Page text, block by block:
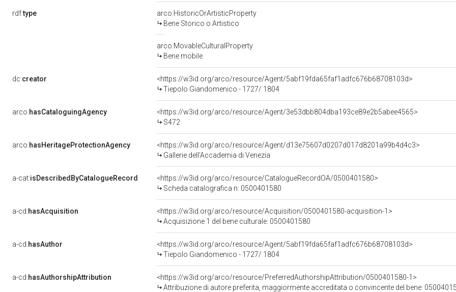
rdf:type
arco:HistoricOrArtisticProperty
Bene Storico o Artistico
arco:MovableCulturalProperty
Bene mobile
dc:creator
<https://w3id.org/arco/resource/Agent/5abf19fda65faf1adfc676b68708103d>
Tiepolo Giandomenico - 1727/ 1804
arco:hasCataloguingAgency
<https://w3id.org/arco/resource/Agent/3e53dbb804dba193ce89e2b5abee4565>
S472
arco:hasHeritageProtectionAgency
<https://w3id.org/arco/resource/Agent/d13e75607d0207d017d8201a99b4d4c3>
Gallerie dell'Accademia di Venezia
a-cat:isDescribedByCatalogueRecord
<https://w3id.org/arco/resource/CatalogueRecordOA/0500401580>
Scheda catalografica n: 0500401580
a-cd:hasAcquisition
<https://w3id.org/arco/resource/Acquisition/0500401580-acquisition-1>
Acquisizione 1 del bene culturale: 0500401580
a-cd:hasAuthor
<https://w3id.org/arco/resource/Agent/5abf19fda65faf1adfc676b68708103d>
Tiepolo Giandomenico - 1727/ 1804
a-cd:hasAuthorshipAttribution
<https://w3id.org/arco/resource/PreferredAuthorshipAttribution/0500401580-1>
Attribuzione di autore preferita, maggiormente accreditata o convincente del bene: